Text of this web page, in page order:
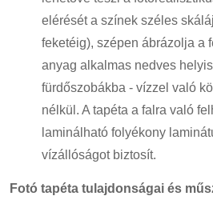
elérését a színek széles
feketéig), szépen ábrázolja a
anyag alkalmas nedves
fürdőszobákba - vízzel való
nélkül. A tapéta a falra való
laminálható folyékony
vízállóságot biztosít.
Fotó tapéta tulajdonságai és